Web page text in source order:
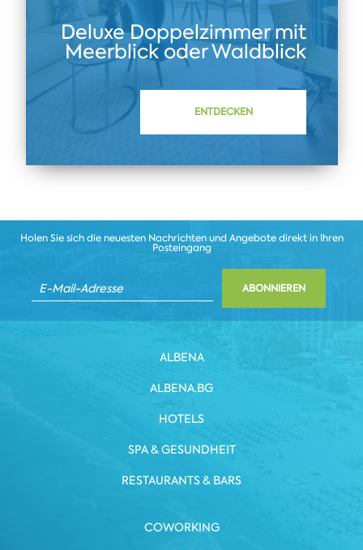
Deluxe Doppelzimmer mit
Meerblick oder Waldblick
ENTDECKEN
Holen Sie sich die neuesten Nachrichten und Angebote direkt in Ihren
Posteingang
ABONNIEREN
ALBENA
ALBENA.BG
HOTELS
SPA & GESUNDHEIT
RESTAURANTS & BARS
COWORKING